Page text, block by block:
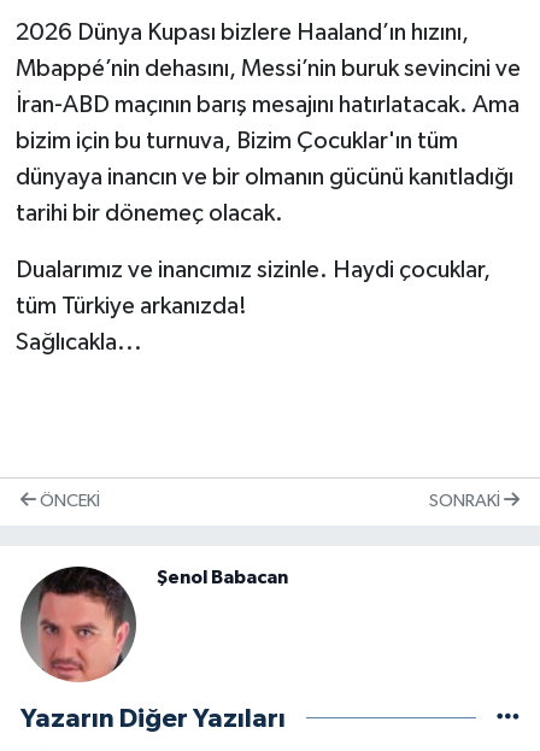
​2026 Dünya Kupası bizlere Haaland’ın hızını,
Mbappé’nin dehasını, Messi’nin buruk sevincini ve
İran-ABD maçının barış mesajını hatırlatacak. Ama
bizim için bu turnuva, Bizim Çocuklar'ın tüm
dünyaya inancın ve bir olmanın gücünü kanıtladığı
tarihi bir dönemeç olacak.
​Dualarımız ve inancımız sizinle. Haydi çocuklar,
tüm Türkiye arkanızda!
Sağlıcakla...
ÖNCEKI SONRAKI
Şenol Babacan
Yazarın Diğer Yazıları